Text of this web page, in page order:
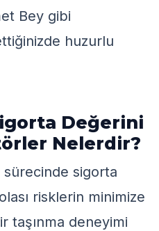
Bey gibi
huzurlu
Değerini
Nelerdir?
sürecinde sigorta
risklerin minimize
taşınma deneyimi